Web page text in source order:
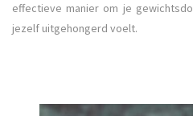
effectieve manier om je
jezelf uitgehongerd voelt.